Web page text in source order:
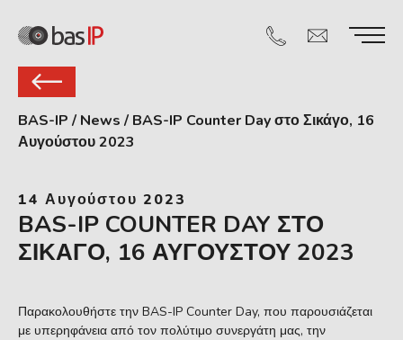
BAS-IP / News / BAS-IP Counter Day στο Σικάγο, 16
Αυγούστου 2023
14 Αυγούστου 2023
BAS-IP COUNTER DAY ΣΤΟ
ΣΙΚΆΓΟ, 16 ΑΥΓΟΎΣΤΟΥ 2023
Παρακολουθήστε την BAS-IP Counter Day, που παρουσιάζεται
με υπερηφάνεια από τον πολύτιμο συνεργάτη μας, την